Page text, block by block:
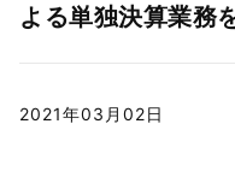
よる単独決算業務
2021年03月02日